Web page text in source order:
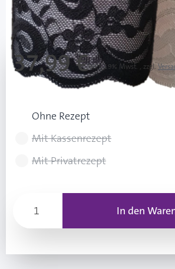
Mehr über das Produkt
37,99 €Inkl. 19% Mwst. , zzgl.
Rezeptart wählen
Ohne Rezept
Mit Kassenrezept
Mit Privatrezept
In den